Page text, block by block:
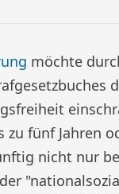
möchte
zu fünf Jahren
nicht nur